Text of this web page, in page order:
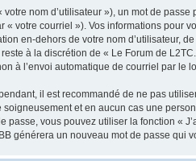
nom d’utilisateur »), un mot de
votre courriel »). Vos informations pour
en-dehors de votre nom d’utilisateur,
à la discrétion de « Le Forum de
à l’envoi automatique de courriel par le
il est recommandé de ne pas
et en aucun cas une
vous pouvez utiliser la fonction «
générera un nouveau mot de passe qui